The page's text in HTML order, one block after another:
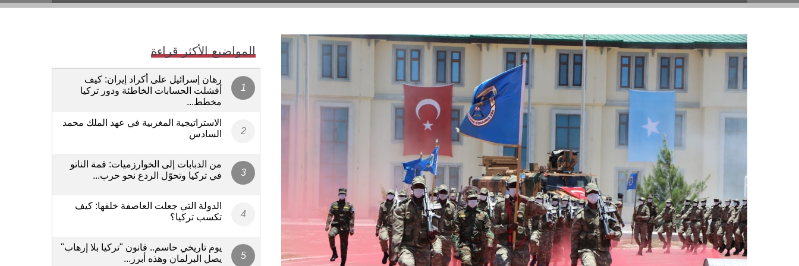
المواضيع الأكثر قراءة
رهان إسرائيل على أكراد إيران: كيف
أفشلت الحسابات الخاطئة ودور تركيا
مخطط...
الاستراتيجية المغربية في عهد الملك محمد
السادس
من الدبابات إلى الخوارزميات: قمة الناتو
في تركيا وتحوّل الردع نحو حرب...
الدولة التي جعلت العاصفة خلفها: كيف
تكسب تركيا؟
يوم تاريخي حاسم.. قانون "تركيا بلا إرهاب"
يصل البرلمان وهذه أبرز...